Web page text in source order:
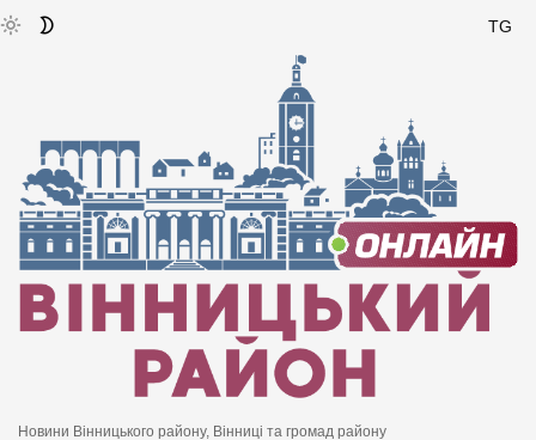
TG
Новини Вінницького району, Вінниці та громад району